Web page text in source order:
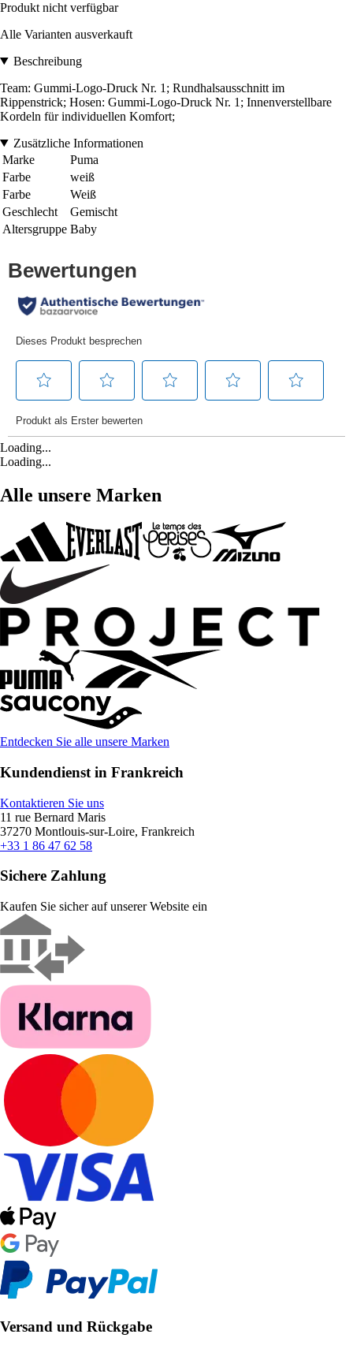
Produkt nicht verfügbar
Alle Varianten ausverkauft
Beschreibung
Team: Gummi-Logo-Druck Nr. 1; Rundhalsausschnitt im
Rippenstrick; Hosen: Gummi-Logo-Druck Nr. 1; Innenverstellbare
Kordeln für individuellen Komfort;
Zusätzliche Informationen
Marke
Puma
Farbe
weiß
Farbe
Weiß
Geschlecht
Gemischt
Altersgruppe Baby
Loading...
Loading...
Alle unsere Marken
Entdecken Sie alle unsere Marken
Kundendienst in Frankreich
Kontaktieren Sie uns
11 rue Bernard Maris
37270 Montlouis-sur-Loire, Frankreich
+33 1 86 47 62 58
Sichere Zahlung
Kaufen Sie sicher auf unserer Website ein
Versand und Rückgabe